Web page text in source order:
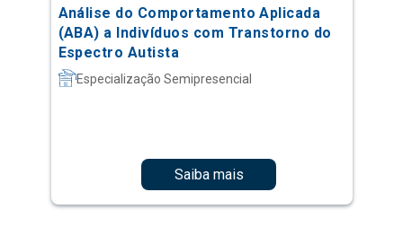
Análise do Comportamento Aplicada
(ABA) a Indivíduos com Transtorno do
Espectro Autista
Especialização Semipresencial
Saiba mais